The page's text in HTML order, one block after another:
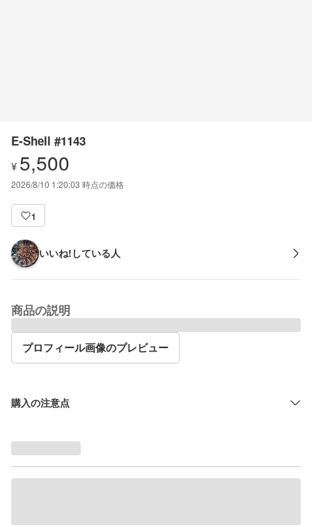
E-Shell #1143
¥ 5,500
2026/8/10 1:20:03 時点の価格
1
いいね!している人
商品の説明
プロフィール画像のプレビュー
購入の注意点